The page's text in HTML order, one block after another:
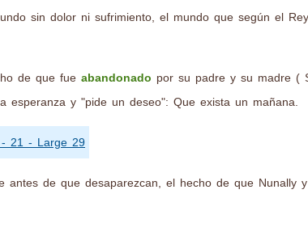
sin dolor ni sufrimiento, el mundo que según el
de que fue abandonado por su padre y su madre (
y "pide un deseo": Que exista un mañana.
antes de que desaparezcan, el hecho de que Nunally